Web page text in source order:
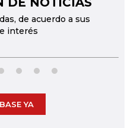
de acuerdo a sus
interés
YA